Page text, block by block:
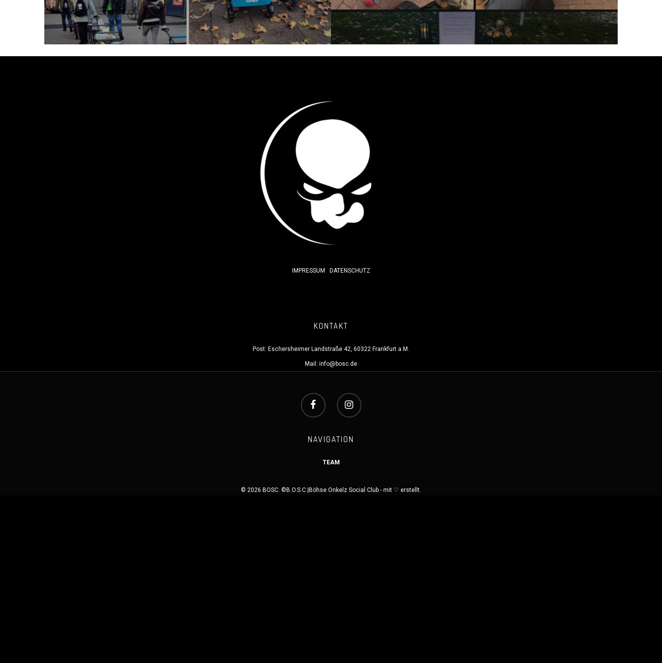
IMPRESSUM DATENSCHUTZ
KONTAKT
Post: Eschersheimer Landstraße 42, 60322 Frankfurt a.M.
Mail: info@bosc.de
NAVIGATION
TEAM
© 2026 BOSC. ©B.O.S.C.|Böhse Onkelz Social Club - mit ♡ erstellt.